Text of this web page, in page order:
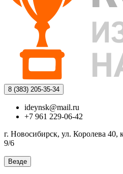
8 (383) 205-35-34
ideynsk@mail.ru
+7 961 229-06-42
г. Новосибирск, ул. Королева 40,
9/6
Везде